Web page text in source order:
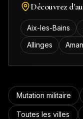
Découvrez
Aix-les-Bains
Allinges
Mutation militaire
Toutes les villes